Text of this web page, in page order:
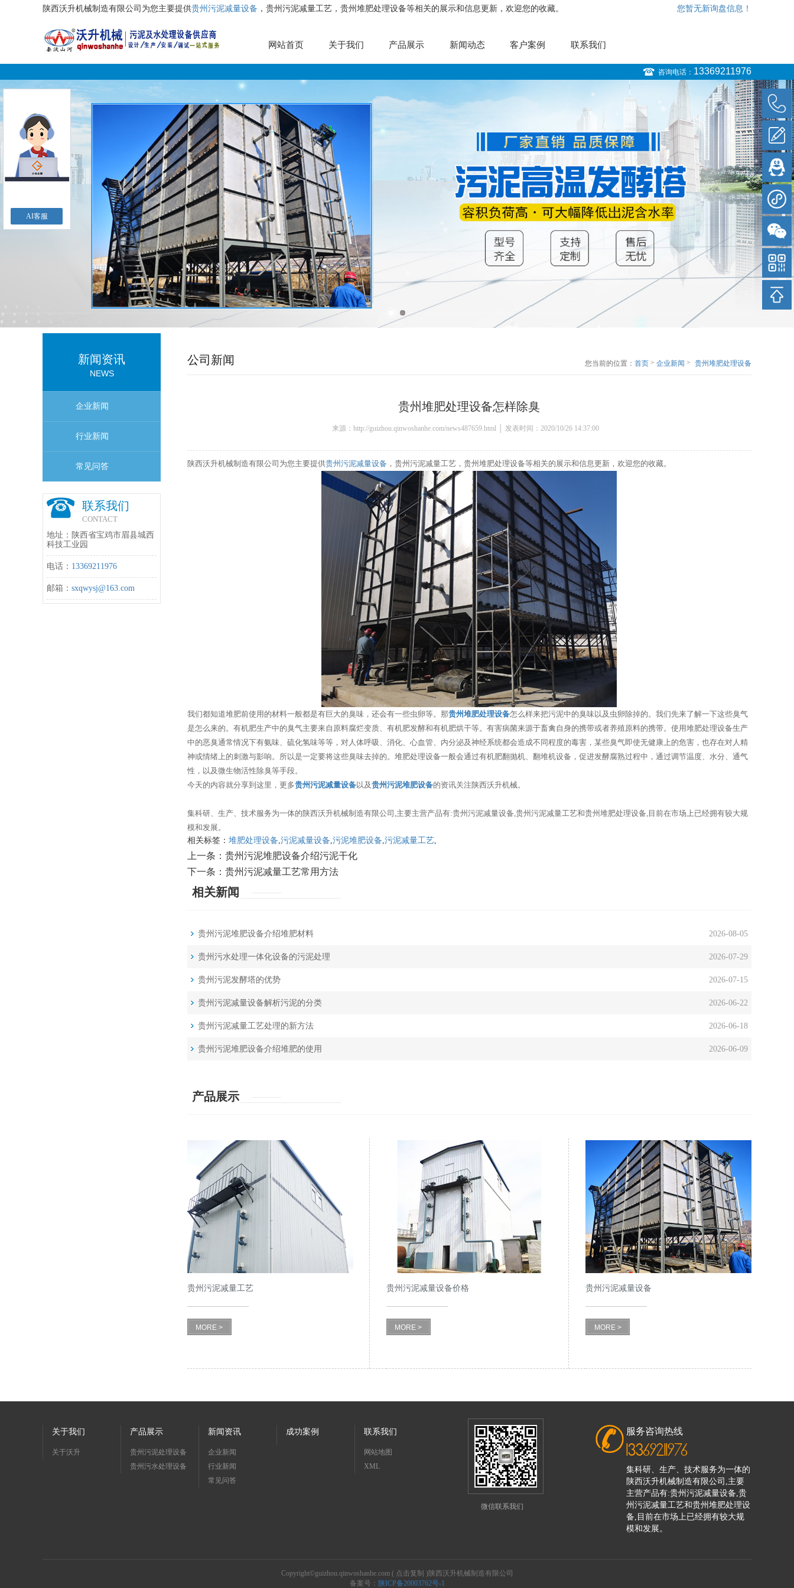
陕西沃升机械制造有限公司为您主要提供贵州污泥减量设备 ，贵州污泥减量工艺，贵州堆肥处理设备等相关的展示和信息更新，欢迎您的收藏。 您暂无新询盘信息！
网站首页 关于我们 产品展示 新闻动态 客户案例 联系我们
咨询电话： 13369211976
新闻资讯
NEWS
企业新闻
行业新闻
常见问答
联系我们
CONTACT
地址：陕西省宝鸡市眉县城西
科技工业园
电话： 13369211976
邮箱： sxqwysj@163.com
公司新闻 您当前的位置： 首页 > 企业新闻 > 贵州堆肥处理设备
贵州堆肥处理设备怎样除臭
来源：http://guizhou.qinwoshanhe.com/news487659.html │ 发表时间：2020/10/26 14:37:00
陕西沃升机械制造有限公司为您主要提供贵州污泥减量设备 ，贵州污泥减量工艺，贵州堆肥处理设备等相关的展示和信息更新，欢迎您的收藏。
我们都知道堆肥前使用的材料一般都是有巨大的臭味，还会有一些虫卵等。那贵州堆肥处理设备怎么样来把污泥中的臭味以及虫卵除掉的。我们先来了解一下这些臭气
是怎么来的。有机肥生产中的臭气主要来自原料腐烂变质、有机肥发酵和有机肥烘干等。有害病菌来源于畜禽自身的携带或者养殖原料的携带。使用堆肥处理设备生产
中的恶臭通常情况下有氨味、硫化氢味等等，对人体呼吸、消化、心血管、内分泌及神经系统都会造成不同程度的毒害，某些臭气即使无健康上的危害，也存在对人精
神或情绪上的刺激与影响。所以是一定要将这些臭味去掉的。堆肥处理设备一般会通过有机肥翻抛机、翻堆机设备，促进发酵腐熟过程中，通过调节温度、水分、通气
性，以及微生物活性除臭等手段。
今天的内容就分享到这里，更多贵州污泥减量设备以及贵州污泥堆肥设备的资讯关注陕西沃升机械。
集科研、生产、技术服务为一体的陕西沃升机械制造有限公司,主要主营产品有:贵州污泥减量设备,贵州污泥减量工艺和贵州堆肥处理设备,目前在市场上已经拥有较大规
模和发展。
相关标签： 堆肥处理设备,污泥减量设备,污泥堆肥设备,污泥减量工艺,
上一条： 贵州污泥堆肥设备介绍污泥干化
下一条： 贵州污泥减量工艺常用方法
相关新闻
贵州污泥堆肥设备介绍堆肥材料 2026-08-05
贵州污水处理一体化设备的污泥处理 2026-07-29
贵州污泥发酵塔的优势 2026-07-15
贵州污泥减量设备解析污泥的分类 2026-06-22
贵州污泥减量工艺处理的新方法 2026-06-18
贵州污泥堆肥设备介绍堆肥的使用 2026-06-09
产品展示
贵州污泥减量工艺
MORE >
贵州污泥减量设备价格
MORE >
贵州污泥减量设备
MORE >
关于我们
关于沃升
产品展示
贵州污泥处理设备
贵州污水处理设备
新闻资讯
企业新闻
行业新闻
常见问答
成功案例 联系我们
网站地图
XML
微信联系我们
服务咨询热线
13369211976
集科研、生产、技术服务为一体的
陕西沃升机械制造有限公司,主要
主营产品有:贵州污泥减量设备,贵
州污泥减量工艺和贵州堆肥处理设
备,目前在市场上已经拥有较大规
模和发展。
Copyright©guizhou.qinwoshanhe.com( 点击复制 )陕西沃升机械制造有限公司
备案号： 陕ICP备20003762号-1
AI客服